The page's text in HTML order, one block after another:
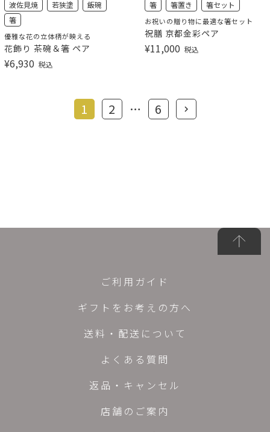
波佐見焼 若狭塗
飯碗
箸
優雅な花の立体柄が映える
花飾り 茶碗＆箸 ペア
¥6,930 税込
箸 箸置き 箸セット
お祝いの贈り物に最適な箸セット
祝膳 京都金彩ペア
¥11,000 税込
1 2 … 6
ご利用ガイド
ギフトをお考えの方へ
送料・配送について
よくある質問
返品・キャンセル
店舗のご案内